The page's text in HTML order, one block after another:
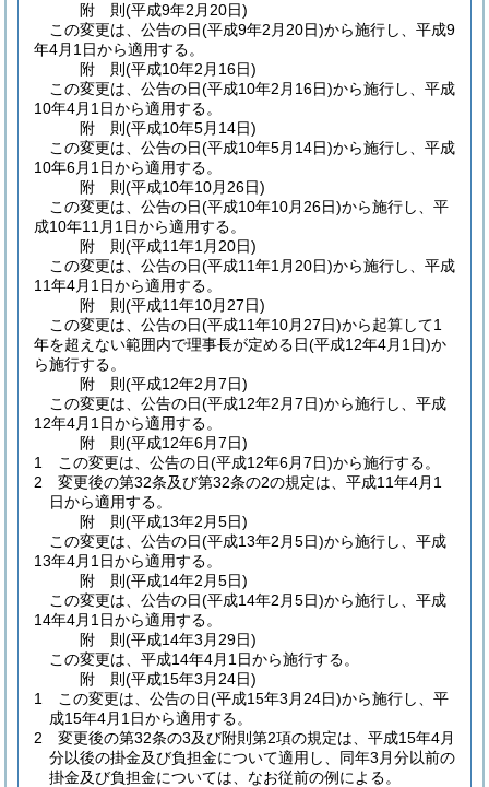
附 則(平成9年2月20日)
この変更は、公告の日(平成9年2月20日)から施行し、平成9
年4月1日から適用する。
附 則(平成10年2月16日)
この変更は、公告の日(平成10年2月16日)から施行し、平成
10年4月1日から適用する。
附 則(平成10年5月14日)
この変更は、公告の日(平成10年5月14日)から施行し、平成
10年6月1日から適用する。
附 則(平成10年10月26日)
この変更は、公告の日(平成10年10月26日)から施行し、平
成10年11月1日から適用する。
附 則(平成11年1月20日)
この変更は、公告の日(平成11年1月20日)から施行し、平成
11年4月1日から適用する。
附 則(平成11年10月27日)
この変更は、公告の日(平成11年10月27日)から起算して1
年を超えない範囲内で理事長が定める日(平成12年4月1日)か
ら施行する。
附 則(平成12年2月7日)
この変更は、公告の日(平成12年2月7日)から施行し、平成
12年4月1日から適用する。
附 則(平成12年6月7日)
1
この変更は、公告の日(平成12年6月7日)から施行する。
2
変更後の第32条及び第32条の2の規定は、平成11年4月1
日から適用する。
附 則(平成13年2月5日)
この変更は、公告の日(平成13年2月5日)から施行し、平成
13年4月1日から適用する。
附 則(平成14年2月5日)
この変更は、公告の日(平成14年2月5日)から施行し、平成
14年4月1日から適用する。
附 則(平成14年3月29日)
この変更は、平成14年4月1日から施行する。
附 則(平成15年3月24日)
1
この変更は、公告の日(平成15年3月24日)から施行し、平
成15年4月1日から適用する。
2
変更後の第32条の3及び附則第2項の規定は、平成15年4月
分以後の掛金及び負担金について適用し、同年3月分以前の
掛金及び負担金については、なお従前の例による。